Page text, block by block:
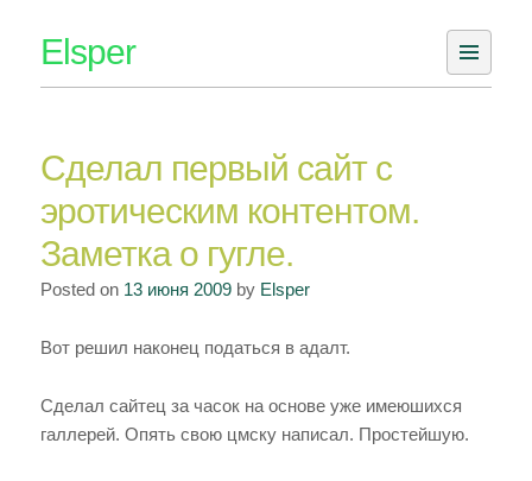
content
Elsper
Сделал первый сайт с
эротическим контентом.
Заметка о гугле.
Posted on 13 июня 2009by Elsper
Вот решил наконец податься в адалт.
Сделал сайтец за часок на основе уже имеюшихся
галлерей. Опять свою цмску написал. Простейшую.